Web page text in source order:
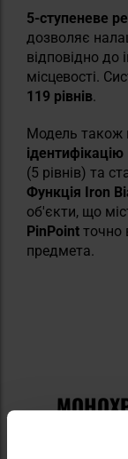
5-ступеневе
дозволяє
відповідно до
місцевості.
119 рівнів.
Модель також
(5 рівнів) та
Функція Iron
об'єкти, що
PinPoint точно
предмета.